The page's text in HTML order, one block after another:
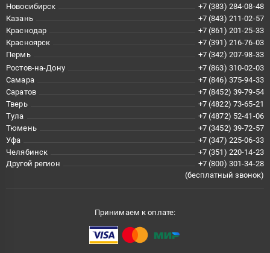
Новосибирск
+7 (383) 284-08-48
Казань
+7 (843) 211-02-57
Краснодар
+7 (861) 201-25-33
Красноярск
+7 (391) 216-76-03
Пермь
+7 (342) 207-98-33
Ростов-на-Дону
+7 (863) 310-02-03
Самара
+7 (846) 375-94-33
Саратов
+7 (8452) 39-79-54
Тверь
+7 (4822) 73-65-21
Тула
+7 (4872) 52-41-06
Тюмень
+7 (3452) 39-72-57
Уфа
+7 (347) 225-06-33
Челябинск
+7 (351) 220-14-23
Другой регион
+7 (800) 301-34-28
(бесплатный звонок)
Принимаем к оплате: